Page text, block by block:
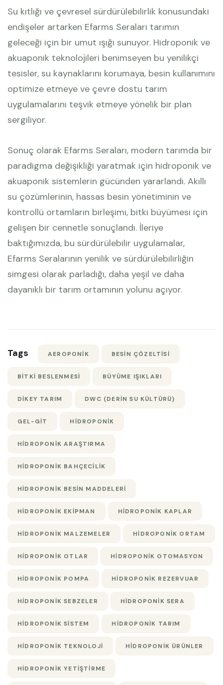
Su kıtlığı ve çevresel sürdürülebilirlik konusundaki
endişeler artarken Efarms Seraları tarımın
geleceği için bir umut ışığı sunuyor. Hidroponik ve
akuaponik teknolojileri benimseyen bu yenilikçi
tesisler, su kaynaklarını korumaya, besin kullanımını
optimize etmeye ve çevre dostu tarım
uygulamalarını teşvik etmeye yönelik bir plan
sergiliyor.
Sonuç olarak Efarms Seraları, modern tarımda bir
paradigma değişikliği yaratmak için hidroponik ve
akuaponik sistemlerin gücünden yararlandı. Akıllı
su çözümlerinin, hassas besin yönetiminin ve
kontrollü ortamların birleşimi, bitki büyümesi için
gelişen bir cennetle sonuçlandı. İleriye
baktığımızda, bu sürdürülebilir uygulamalar,
Efarms Seralarının yenilik ve sürdürülebilirliğin
simgesi olarak parladığı, daha yeşil ve daha
dayanıklı bir tarım ortamının yolunu açıyor.
Tags AEROPONIK BESIN ÇÖZELTISI
BITKI BESLENMESI BÜYÜME IŞIKLARI
DIKEY TARIM DWC (DERIN SU KÜLTÜRÜ)
GEL-GIT HIDROPONIK
HIDROPONIK ARAŞTIRMA
HIDROPONIK BAHÇECILIK
HIDROPONIK BESIN MADDELERI
HIDROPONIK EKIPMAN HIDROPONIK KAPLAR
HIDROPONIK MALZEMELER HIDROPONIK ORTAM
HIDROPONIK OTLAR HIDROPONIK OTOMASYON
HIDROPONIK POMPA HIDROPONIK REZERVUAR
HIDROPONIK SEBZELER HIDROPONIK SERA
HIDROPONIK SISTEM HIDROPONIK TARIM
HIDROPONIK TEKNOLOJI HIDROPONIK ÜRÜNLER
HIDROPONIK YETIŞTIRME